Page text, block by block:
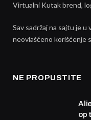
Virtualni Kutak brend,
Sav sadržaj na sajtu je
neovlašćeno korišćenje
NE PROPUSTITE
op